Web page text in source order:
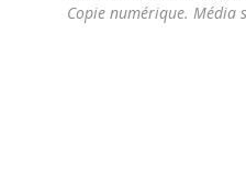
Copie numérique.